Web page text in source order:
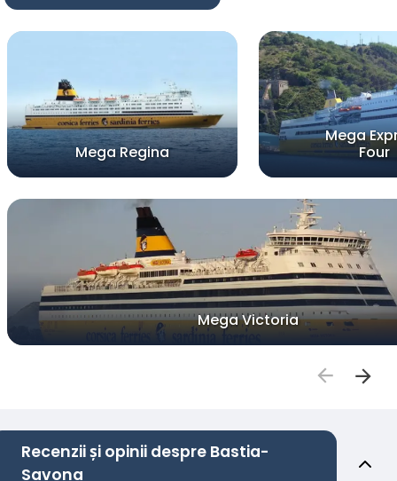
Mega Regina
Mega
Four
Mega Victoria
Recenzii și opinii despre Bastia-
Savona